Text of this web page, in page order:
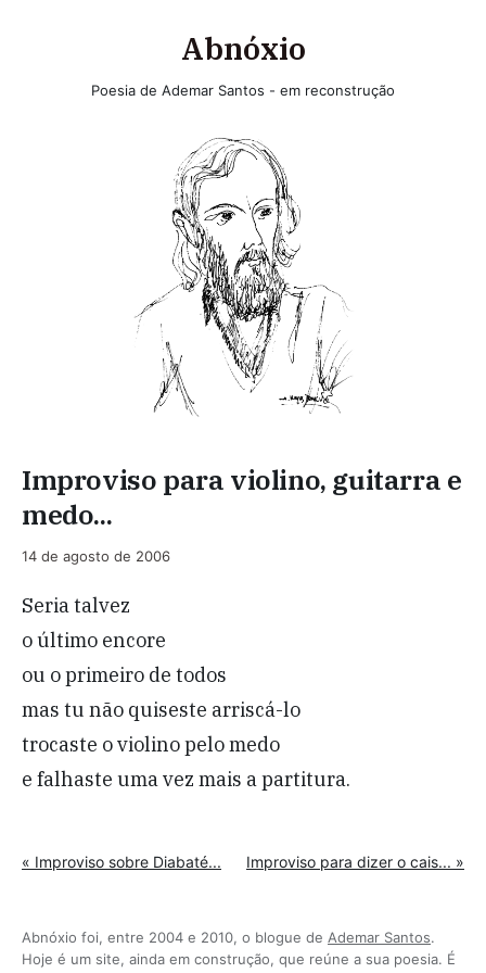
Abnóxio
Poesia de Ademar Santos - em reconstrução
Improviso para violino, guitarra e
medo...
14 de agosto de 2006
Seria talvez
o último encore
ou o primeiro de todos
mas tu não quiseste arriscá-lo
trocaste o violino pelo medo
e falhaste uma vez mais a partitura.
« Improviso sobre Diabaté... Improviso para dizer o cais... »
Abnóxio foi, entre 2004 e 2010, o blogue de Ademar Santos.
Hoje é um site, ainda em construção, que reúne a sua poesia. É